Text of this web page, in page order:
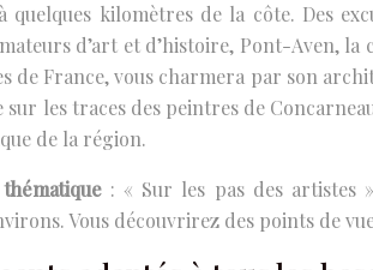
quelques kilomètres de la côte. Des
d’art et d’histoire, Pont-Aven,
de France, vous charmera par son
les traces des peintres de
de la région.
: « Sur les pas des artistes
Vous découvrirez des points de